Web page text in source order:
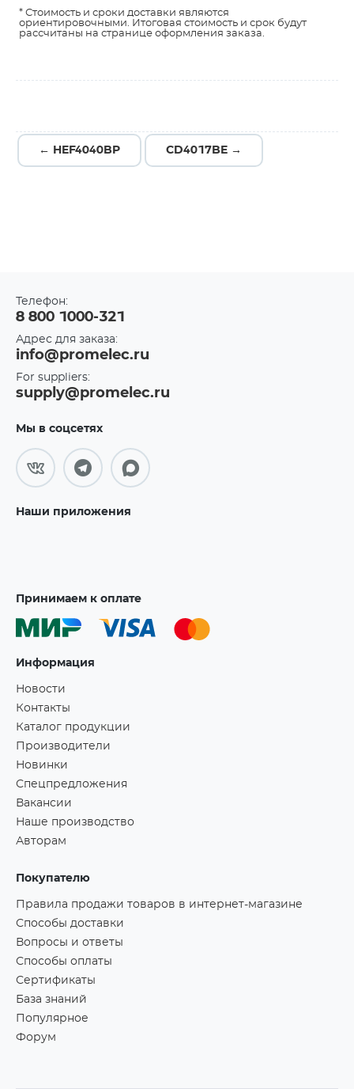
* Стоимость и сроки доставки являются
ориентировочными. Итоговая стоимость и срок будут
рассчитаны на странице оформления заказа.
← HEF4040BP CD4017BE →
Телефон:
8 800 1000-321
Адрес для заказа:
info@promelec.ru
For suppliers:
supply@promelec.ru
Мы в соцсетях
Наши приложения
Принимаем к оплате
Информация
Новости
Контакты
Каталог продукции
Производители
Новинки
Спецпредложения
Вакансии
Наше производство
Авторам
Покупателю
Правила продажи товаров в интернет-магазине
Способы доставки
Вопросы и ответы
Способы оплаты
Сертификаты
База знаний
Популярное
Форум